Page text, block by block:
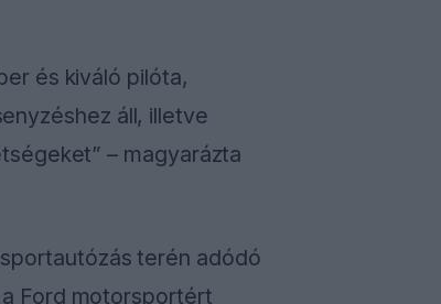
és kiváló pilóta,
áll, illetve
– magyarázta
terén adódó
Ford motorsportért